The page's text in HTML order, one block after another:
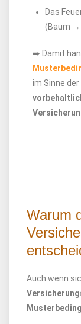
Das
(Baum →
➡️ Damit
im Sinne
Warum
Auch wenn